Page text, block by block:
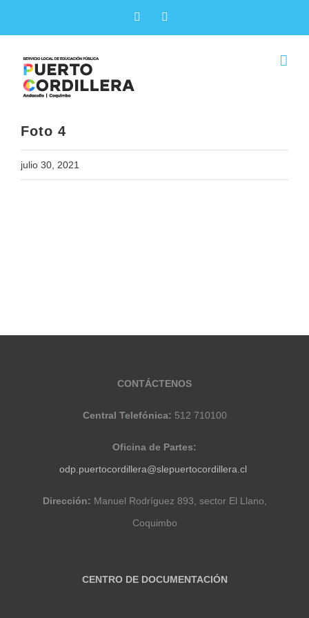
Facebook
Foto 4
julio 30, 2021
CONTÁCTENOS
Central Telefónica: 512 710100
Oficina de Partes:
odp.puertocordillera@slepuertocordillera.cl
Dirección: Manuel Rodríguez 893, sector El Llano,
Coquimbo
CENTRO DE DOCUMENTACIÓN